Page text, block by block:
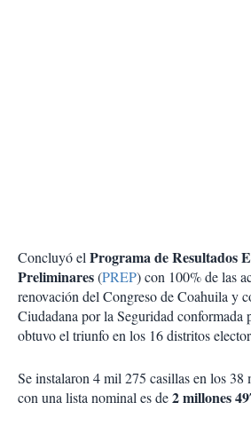
Concluyó elPrograma de Resultados
Preliminares(PREP) con 100% de las
renovación del Congreso de Coahuila y
Ciudadana por la Seguridad conformada
obtuvo el triunfo en los 16 distritos
Se instalaron 4 mil 275 casillas en los 38
con una lista nominal es de2 millones